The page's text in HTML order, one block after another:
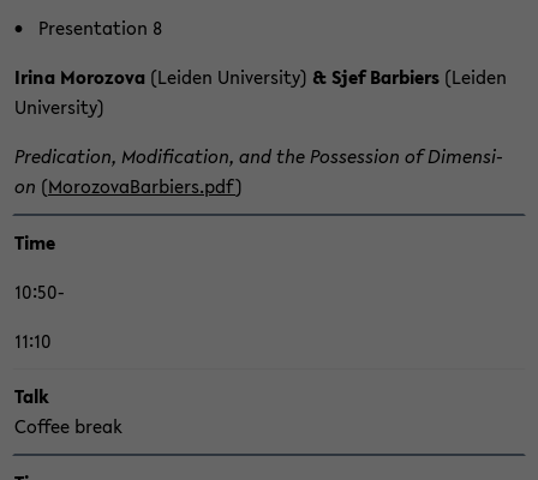
Pre­sen­ta­ti­on 8
Irina Mo­ro­zo­va (Lei­den Uni­ver­si­ty) & Sjef Bar­biers (Lei­den
Uni­ver­si­ty)
Pre­di­ca­ti­on, Mo­di­fi­ca­ti­on, and the Pos­ses­si­on of Di­men­si­
on (Mo­ro­zo­va­Bar­biers.pdf)
Time
10:50-
11:10
Talk
Cof­fee break